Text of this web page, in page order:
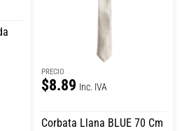
PRECIO
$8.89 Inc. IVA
Corbata Llana BLUE 70 Cm